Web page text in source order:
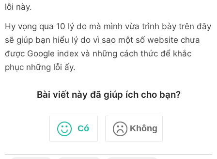
lỗi này.
Hy vọng qua 10 lý do mà mình vừa trình bày trên đây
sẽ giúp bạn hiểu lý do vì sao một số website chưa
được Google index và những cách thức để khắc
phục những lỗi ấy.
Bài viết này đã giúp ích cho bạn?
Có Không